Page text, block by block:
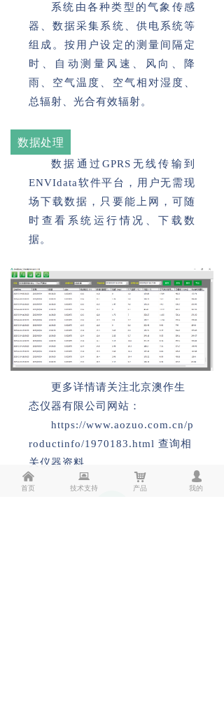
系统由各种类型的气象传感
器、数据采集系统、供电系统等
组成。按用户设定的测量间隔定
时、自动测量风速、风向、降
雨、空气温度、空气相对湿度、
总辐射、光合有效辐射。
数据处理
数据通过GPRS无线传输到
ENVIdata软件平台，用户无需现
场下载数据，只要能上网，可随
时查看系统运行情况、下载数
据。
更多详情请关注北京澳作生
态仪器有限公司网站：
https://www.aozuo.com.cn/p
roductinfo/1970183.html 查询相
关仪器资料
낀
首页
뀵
技术支持
낙
产品
넙
我的